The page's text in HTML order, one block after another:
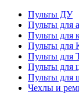
Пульты ДУ
Пульты для
Пульты для
Пульты для
Пульты для
Пульты для
Пульты для
Чехлы и